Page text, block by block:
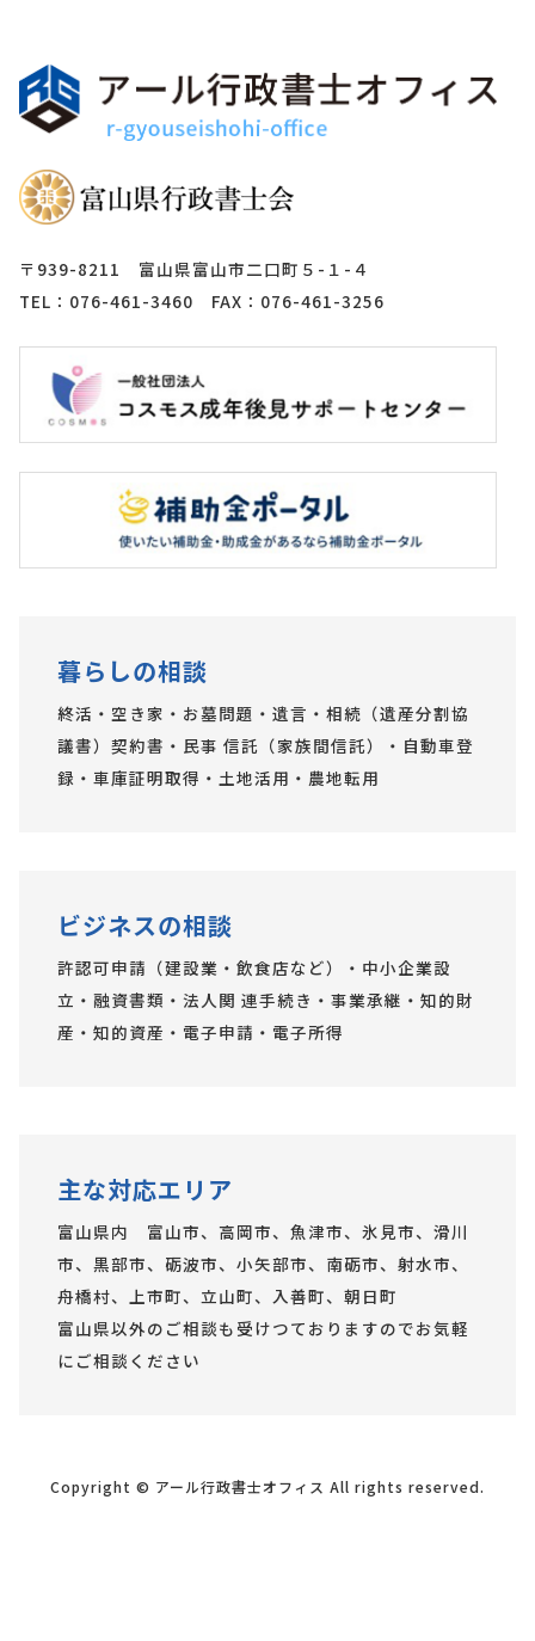
〒939-8211 富山県富山市二口町５-１-４
TEL：076-461-3460 FAX：076-461-3256
暮らしの相談
終活・空き家・お墓問題・遺言・相続（遺産分割協
議書）契約書・民事 信託（家族間信託）・自動車登
録・車庫証明取得・土地活用・農地転用
ビジネスの相談
許認可申請（建設業・飲食店など）・中小企業設
立・融資書類・法人関 連手続き・事業承継・知的財
産・知的資産・電子申請・電子所得
主な対応エリア
富山県内 富山市、高岡市、魚津市、氷見市、滑川
市、黒部市、砺波市、小矢部市、南砺市、射水市、
舟橋村、上市町、立山町、入善町、朝日町
富山県以外のご相談も受けつておりますのでお気軽
にご相談ください
Copyright © アール行政書士オフィス All rights reserved.